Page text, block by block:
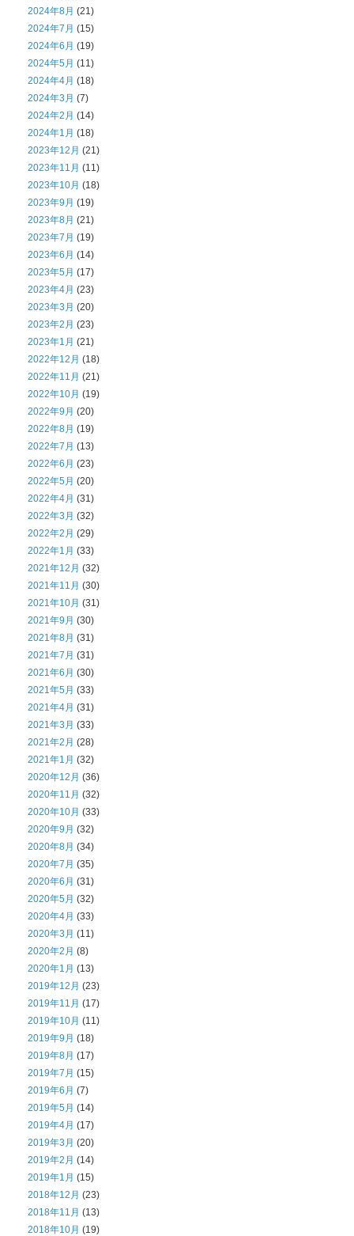
2024年8月 (21)
2024年7月 (15)
2024年6月 (19)
2024年5月 (11)
2024年4月 (18)
2024年3月 (7)
2024年2月 (14)
2024年1月 (18)
2023年12月 (21)
2023年11月 (11)
2023年10月 (18)
2023年9月 (19)
2023年8月 (21)
2023年7月 (19)
2023年6月 (14)
2023年5月 (17)
2023年4月 (23)
2023年3月 (20)
2023年2月 (23)
2023年1月 (21)
2022年12月 (18)
2022年11月 (21)
2022年10月 (19)
2022年9月 (20)
2022年8月 (19)
2022年7月 (13)
2022年6月 (23)
2022年5月 (20)
2022年4月 (31)
2022年3月 (32)
2022年2月 (29)
2022年1月 (33)
2021年12月 (32)
2021年11月 (30)
2021年10月 (31)
2021年9月 (30)
2021年8月 (31)
2021年7月 (31)
2021年6月 (30)
2021年5月 (33)
2021年4月 (31)
2021年3月 (33)
2021年2月 (28)
2021年1月 (32)
2020年12月 (36)
2020年11月 (32)
2020年10月 (33)
2020年9月 (32)
2020年8月 (34)
2020年7月 (35)
2020年6月 (31)
2020年5月 (32)
2020年4月 (33)
2020年3月 (11)
2020年2月 (8)
2020年1月 (13)
2019年12月 (23)
2019年11月 (17)
2019年10月 (11)
2019年9月 (18)
2019年8月 (17)
2019年7月 (15)
2019年6月 (7)
2019年5月 (14)
2019年4月 (17)
2019年3月 (20)
2019年2月 (14)
2019年1月 (15)
2018年12月 (23)
2018年11月 (13)
2018年10月 (19)